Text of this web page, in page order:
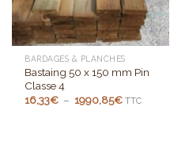
BARDAGES & PLANCHES
Bastaing 50 x 150 mm Pin
Classe 4
16,33€ – 1990,85€Plage
TTC